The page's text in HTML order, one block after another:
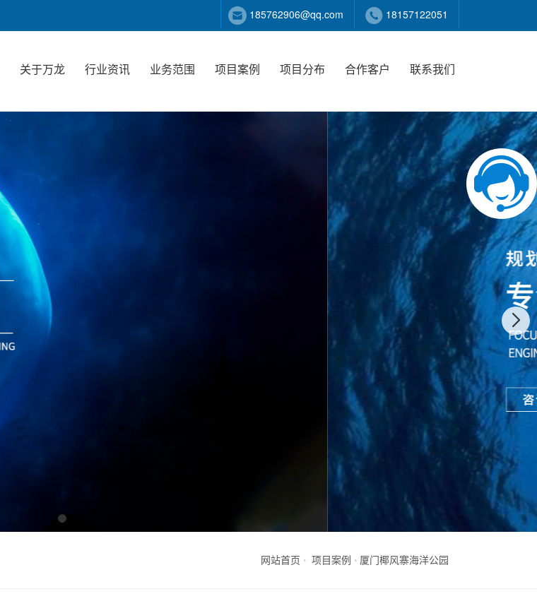
185762906@qq.com 18157122051
关于万龙 行业资讯 业务范围 项目案例 项目分布 合作客户 联系我们
网站首页 项目案例 厦门椰风寨海洋公园